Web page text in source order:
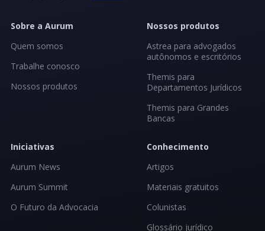
Sobre a Aurum
Quem somos
Trabalhe conosco
Nossos produtos
Nossos produtos
Astrea para advogados
autônomos e escritórios
Themis para
Departamentos Jurídicos
Themis para Grandes
Bancas
Iniciativas
Aurum News
Aurum Summit
O Futuro da Advocacia
Conhecimento
Artigos
Materiais gratuitos
Colunistas
Glossário jurídico